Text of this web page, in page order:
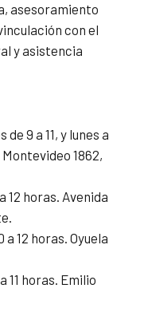
asesoramiento
con el
y asistencia
de 9 a 11, y lunes a
1862,
12 horas. Avenida
a 12 horas. Oyuela
11 horas. Emilio